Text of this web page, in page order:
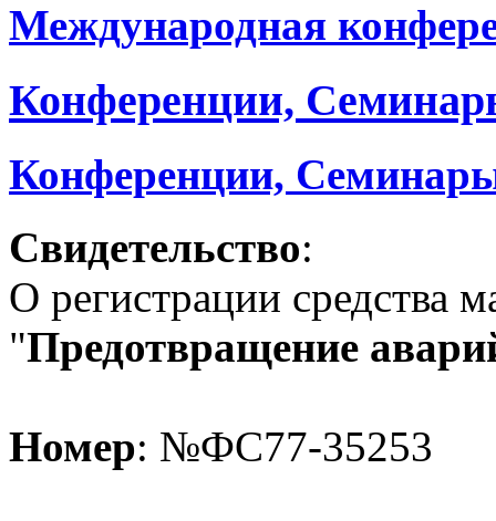
Международная
Конференции,
Конференции,
Свидетельство:
О регистрации средства
"Предотвращение
Номер: №ФС77-35253